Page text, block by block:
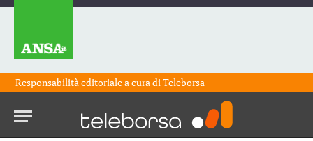
Responsabilità editoriale a cura diTeleborsa